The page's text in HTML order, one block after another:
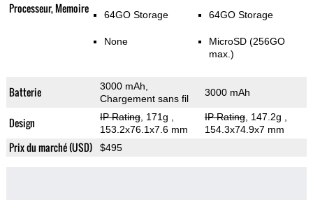
Processeur, Memoire 64GO Storage
None
64GO Storage
MicroSD (256GO
max.)
Batterie
3000 mAh,
Chargement sans fil
3000 mAh
Design IP Rating, 171g
153.2x76.1x7.6 mm
IP Rating, 147.2g
154.3x74.9x7 mm
Prix du marché (USD) $495